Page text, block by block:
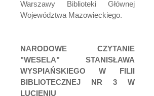
Warszawy Biblioteki Głównej
Województwa Mazowieckiego.
NARODOWE CZYTANIE
"WESELA" STANISŁAWA
WYSPIAŃSKIEGO W FILII
BIBLIOTECZNEJ NR 3 W
LUCIENIU